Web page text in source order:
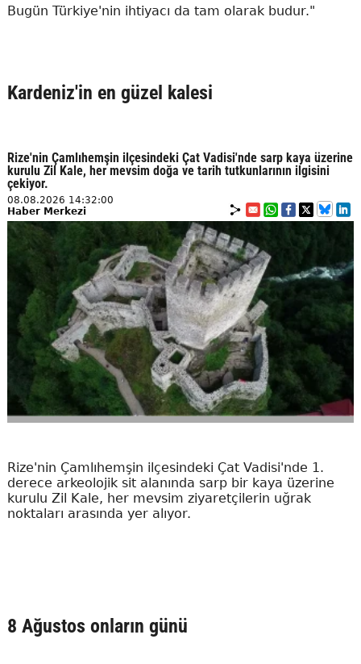
Bugün Türkiye'nin ihtiyacı da tam olarak budur."
Kardeniz'in en güzel kalesi
Rize'nin Çamlıhemşin ilçesindeki Çat Vadisi'nde sarp kaya üzerine
kurulu Zil Kale, her mevsim doğa ve tarih tutkunlarının ilgisini
çekiyor.
08.08.2026 14:32:00
Haber Merkezi
Rize'nin Çamlıhemşin ilçesindeki Çat Vadisi'nde 1.
derece arkeolojik sit alanında sarp bir kaya üzerine
kurulu Zil Kale, her mevsim ziyaretçilerin uğrak
noktaları arasında yer alıyor.
8 Ağustos onların günü